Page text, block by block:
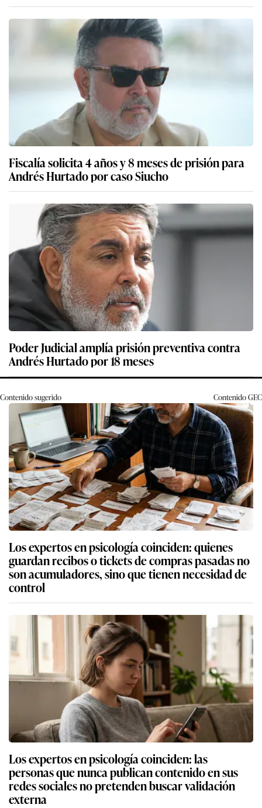
Fiscalía solicita 4 años y 8 meses de prisión para
Andrés Hurtado por caso Siucho
Poder Judicial amplía prisión preventiva contra
Andrés Hurtado por 18 meses
Contenido sugerido ContenidoGEC
Los expertos en psicología coinciden: quienes
guardan recibos o tickets de compras pasadas no
son acumuladores, sino que tienen necesidad de
control
Los expertos en psicología coinciden: las
personas que nunca publican contenido en sus
redes sociales no pretenden buscar validación
externa